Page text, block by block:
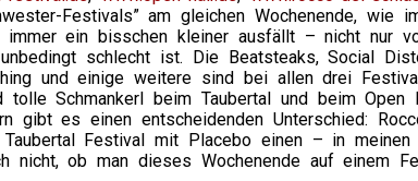
Festivals” am gleichen Wochenende,
immer ein bisschen kleiner ausfällt – nicht nur
schlecht ist. Die Beatsteaks, Social
und einige weitere sind bei allen drei
tolle Schmankerl beim Taubertal und beim
gibt es einen entscheidenden Unterschied:
Taubertal Festival mit Placebo einen – in
nicht, ob man dieses Wochenende auf einem